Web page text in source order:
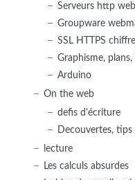
Serveurs http
Groupware
SSL HTTPS
Graphisme,
Arduino
On the web
defis d'écriture
Decouvertes,
lecture
Les calculs absurdes